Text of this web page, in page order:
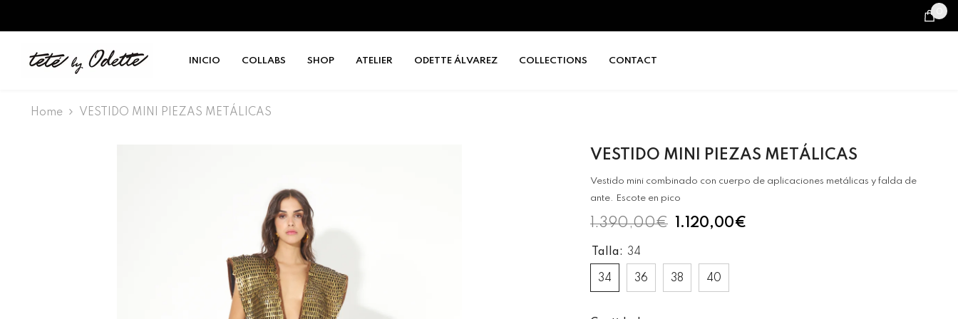
0
INICIO COLLABS SHOP ATELIER ODETTE ÁLVAREZ COLLECTIONS CONTACT
Home VESTIDO MINI PIEZAS METÁLICAS
VESTIDO MINI PIEZAS METÁLICAS
Vestido mini combinado con cuerpo de aplicaciones metálicas y falda de
ante. Escote en pico
1.390,00€ 1.120,00€
Talla: 34
34 36 38 40